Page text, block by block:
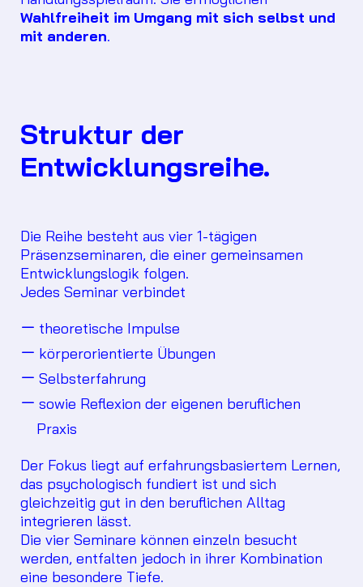
Wahlfreiheit im Umgang mit sich selbst und
mit anderen.
Struktur der
Entwicklungsreihe.
Die Reihe besteht aus vier 1-tägigen
Präsenzseminaren, die einer gemeinsamen
Entwicklungslogik folgen.
Jedes Seminar verbindet
theoretische Impulse
körperorientierte Übungen
Selbsterfahrung
sowie Reflexion der eigenen beruflichen
Praxis
Der Fokus liegt auf erfahrungsbasiertem Lernen,
das psychologisch fundiert ist und sich
gleichzeitig gut in den beruflichen Alltag
integrieren lässt.
Die vier Seminare können einzeln besucht
werden, entfalten jedoch in ihrer Kombination
eine besondere Tiefe.